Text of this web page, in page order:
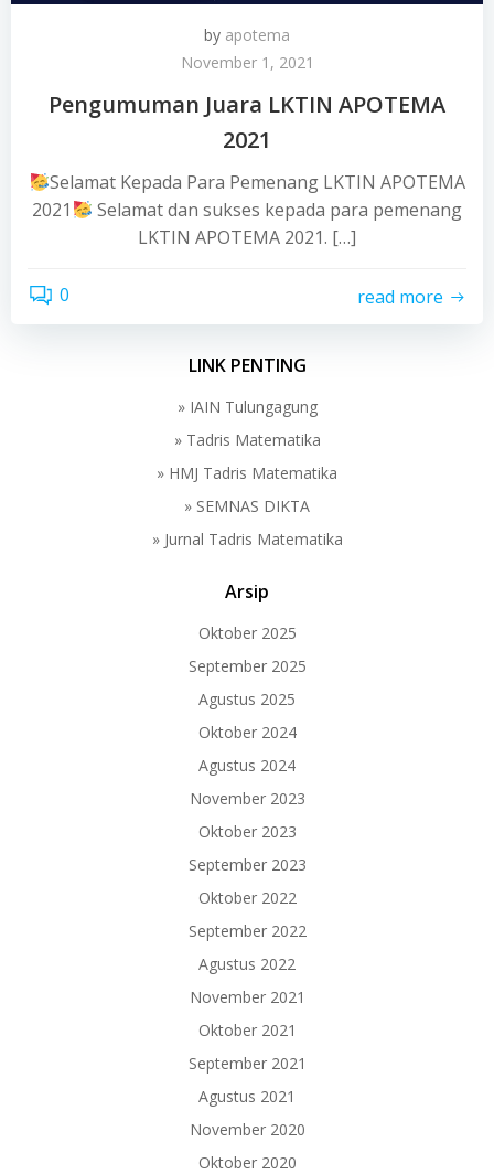
by apotema
November 1, 2021
Pengumuman Juara LKTIN APOTEMA
2021
Selamat Kepada Para Pemenang LKTIN APOTEMA
2021
Selamat dan sukses kepada para pemenang
LKTIN APOTEMA 2021. […]
0 read more
LINK PENTING
» IAIN Tulungagung
» Tadris Matematika
» HMJ Tadris Matematika
» SEMNAS DIKTA
» Jurnal Tadris Matematika
Arsip
Oktober 2025
September 2025
Agustus 2025
Oktober 2024
Agustus 2024
November 2023
Oktober 2023
September 2023
Oktober 2022
September 2022
Agustus 2022
November 2021
Oktober 2021
September 2021
Agustus 2021
November 2020
Oktober 2020